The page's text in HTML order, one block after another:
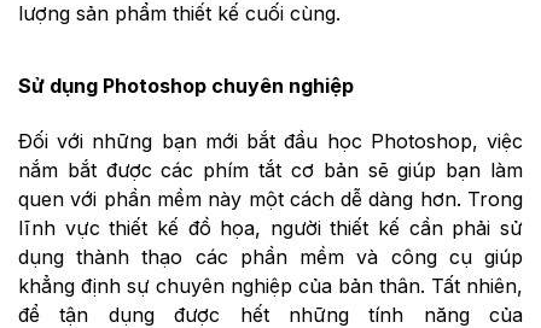
lượng sản phẩm thiết kế cuối cùng.
Sử dụng Photoshop chuyên nghiệp
Đối với những bạn mới bắt đầu học Photoshop, việc
nắm bắt được các phím tắt cơ bản sẽ giúp bạn làm
quen với phần mềm này một cách dễ dàng hơn. Trong
lĩnh vực thiết kế đồ họa, người thiết kế cần phải sử
dụng thành thạo các phần mềm và công cụ giúp
khẳng định sự chuyên nghiệp của bản thân. Tất nhiên,
để tận dụng được hết những tính năng của